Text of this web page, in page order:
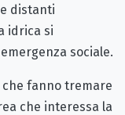
distanti
idrica si
sociale.
fanno tremare
che interessa la